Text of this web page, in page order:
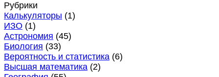
Рубрики
Калькуляторы (1)
ИЗО (1)
Астрономия (45)
Биология (33)
Вероятность и статистика (6)
Высшая математика (2)